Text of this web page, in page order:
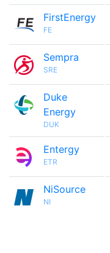
FirstEnergy
FE
Sempra
SRE
Duke
Energy
DUK
Entergy
ETR
NiSource
NI